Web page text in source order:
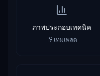
ภาพประกอบเทคนิค
19 เทมเพลต